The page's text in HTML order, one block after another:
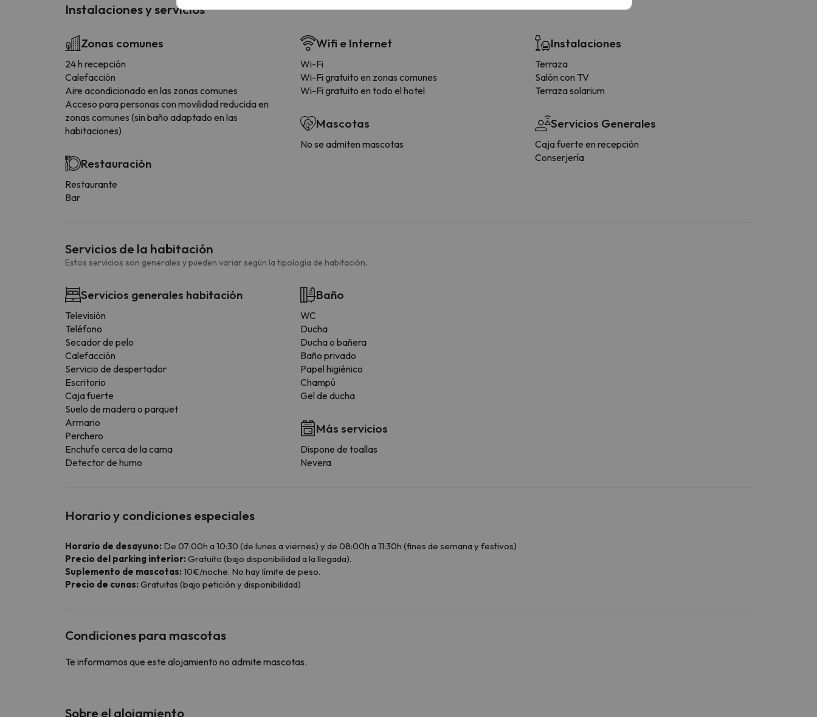
Instalaciones y servicios
Zonas comunes
24 h recepción
Calefacción
Aire acondicionado en las zonas comunes
Acceso para personas con movilidad reducida en
zonas comunes (sin baño adaptado en las
habitaciones)
Restauración
Restaurante
Bar
Wifi e Internet
Wi-Fi
Wi-Fi gratuito en zonas comunes
Wi-Fi gratuito en todo el hotel
Mascotas
No se admiten mascotas
Instalaciones
Terraza
Salón con TV
Terraza solarium
Servicios Generales
Caja fuerte en recepción
Conserjería
Servicios de la habitación
Estos servicios son generales y pueden variar según la tipología de habitación.
Servicios generales habitación
Televisión
Teléfono
Secador de pelo
Calefacción
Servicio de despertador
Escritorio
Caja fuerte
Suelo de madera o parquet
Armario
Perchero
Enchufe cerca de la cama
Detector de humo
Baño
WC
Ducha
Ducha o bañera
Baño privado
Papel higiénico
Champú
Gel de ducha
Más servicios
Dispone de toallas
Nevera
Horario y condiciones especiales
Horario de desayuno: De 07:00h a 10:30 (de lunes a viernes) y de 08:00h a 11:30h (fines de semana y festivos)
Precio del parking interior:Gratuito (bajo disponibilidad a la llegada).
Suplemento de mascotas:10€/noche. No hay límite de peso.
Precio de cunas:Gratuitas (bajo petición y disponibilidad)
Condiciones para mascotas
Te informamos que este alojamiento no admite mascotas.
Sobre el alojamiento